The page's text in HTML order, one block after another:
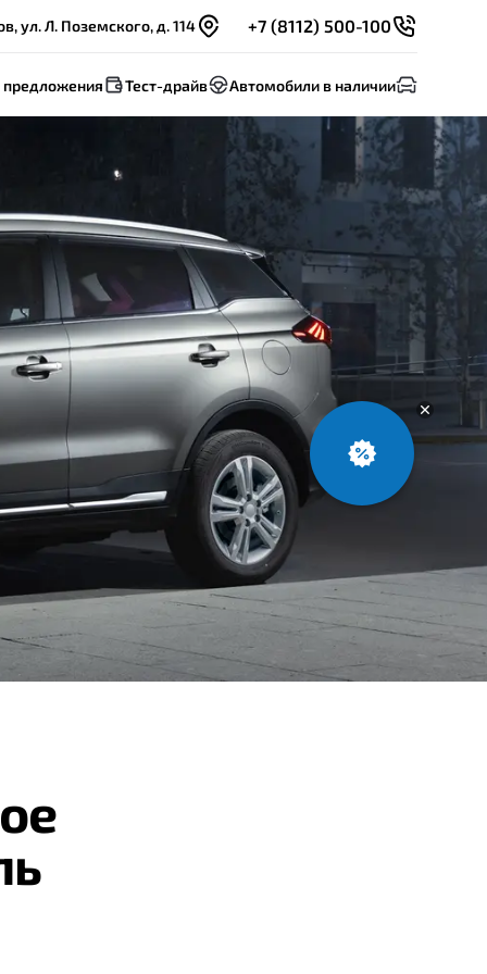
ул. Л. Поземского, д. 114 +7 (8112) 500-100
Тест-драйв Автомобили в наличии